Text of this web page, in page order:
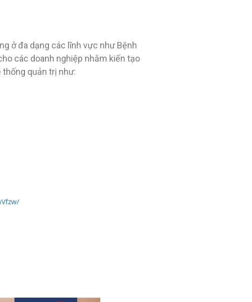
ở đa dạng các lĩnh vực như Bệnh
các doanh nghiệp nhằm kiến tạo
thống quản trị như: